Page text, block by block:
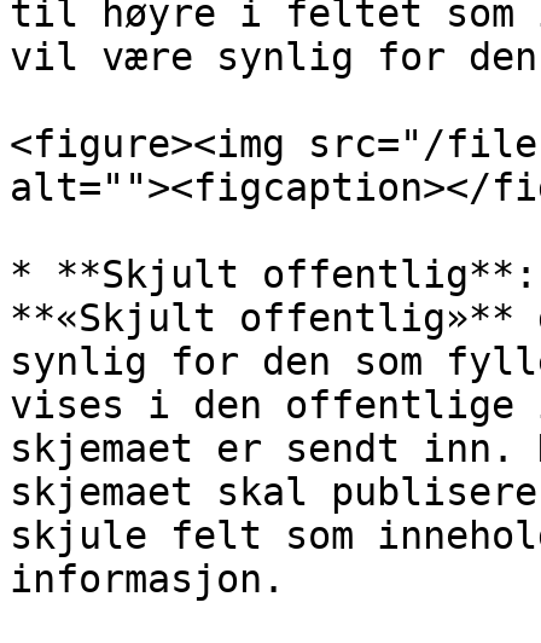
til høyre i feltet som
vil være synlig for
<figure><img src="/files/
alt=""><figcaption></
* **Skjult offentlig**:
**«Skjult offentlig»**
synlig for den som
vises i den offentlige
skjemaet er sendt
skjemaet skal
skjule felt som
informasjon.